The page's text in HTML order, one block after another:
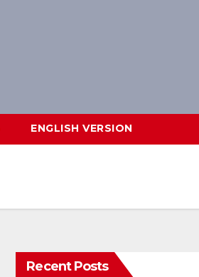
ENGLISH VERSION
Recent Posts